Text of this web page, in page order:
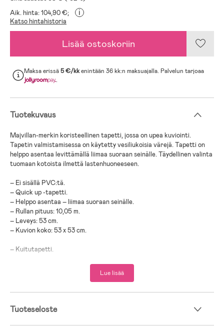
Aik. hinta: 104,90 €;
i
Katso hintahistoria
Lisää ostoskoriin
Maksa erissä5 €/kkenintään 36 kk:n maksuajalla. Palvelun tarjoaa
.
Tuotekuvaus
Majvillan-merkin koristeellinen tapetti, jossa on upea kuviointi.
Tapetin valmistamisessa on käytetty vesiliukoisia värejä. Tapetti on
helppo asentaa levittämällä liimaa suoraan seinälle. Täydellinen valinta
tuomaan kotoista ilmettä lastenhuoneeseen.
– Ei sisällä PVC:tä.
– Quick up -tapetti.
– Helppo asentaa – liimaa suoraan seinälle.
– Rullan pituus: 10,05 m.
– Leveys: 53 cm.
– Kuvion koko: 53 x 53 cm.
– Kuitutapetti.
Lue lisää
Tuoteseloste